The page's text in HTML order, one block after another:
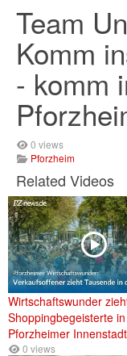
Team
Komm
- komm
0 views
Pforzheim
Related Videos
Wirtschaftswunder
Shoppingbegeisterte
Pforzheimer Innenstadt
0 views